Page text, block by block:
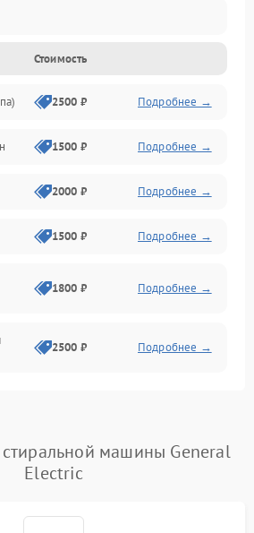
Стоимость
2500 ₽ Подробнее →
1500 ₽ Подробнее →
2000 ₽ Подробнее →
1500 ₽ Подробнее →
1800 ₽ Подробнее →
2500 ₽ Подробнее →
Подробнее →
машины General
Electric